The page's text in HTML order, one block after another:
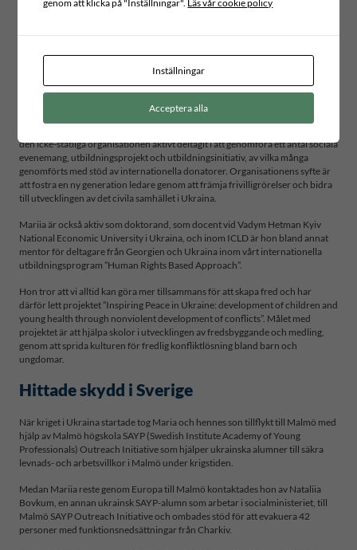
Om Mariia
genus- och mångfaldsfrågor i social-ekonomiska verksamheter. Hon har
tillbringat över 15 år med att främja lika rättigheter i Ukraina, samt med UN
Women. 2011 grundade hon den icke-statliga organisationen ”Poruch”, en
gemenskap av volontärer som samarbetar för att genomföra
den icke-statliga organisationen aktivt deltagit i att genomföra ett antal sociala
evenemang, utbildningsprojekt och utbildningsinitiativ, av vilka många
genomförts med stöd av internationella donatorer. Organisationens syfte är
att fostra en ny generation ledare genom att främja frivilligrörelser och bidra
till utvecklingen av det civila samhället i Ukraina.
Mariia är också aktiv som doktorand, som docent vid Vadym Hetman Kyiv
National Economic University i Ukraina, och inom ICLD är hon bland annat
mentor för deltagare från Georgien och Ukraina inom vårt internationella
utbildningsprogram ”Human Rights Based Approach”.
Hon tror att vi alltid kan göra mer tillsammans för att skapa fred och har
därför lett projektet ”Inspiring Peace in Ukraine: development of children and
young health through nonviolent development of conflicts”. Målet med
projektet är att hjälpa skolor i utvecklingen av fredsbyggande och medling,
genom att sprida kulturen för fredlig konfliktlösning bland barn och
ungdomar.
Hittade skydd i Sverige
När kriget i Ukraina startade tog Maria och hennes son tillflykt till Malmö med
hjälp av Malmö högskola SAYP (Swedish Institute Academy of Young
Professionals) Outreach Initiative som hjälper ukrainska alumner till säkra
levnads- och arbetsvillkor i Malmö under krigstiden.
Medan Mariia reste genom Europa till Malmö kontaktades hon av Nataliia
Bovkum, en annan ukrainsk SAYP-alumn som arbetar i socialministeriet, till
Malmö SAYP Outreach Initiative och ombades stöd för att evakuera 42
personer med funktionsnedsättningar från Charkiv.
genom att klicka på "Inställningar". Läs vår cookie policy
Inställningar
Acceptera alla